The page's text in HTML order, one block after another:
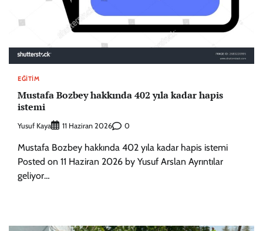
EĞITIM
Mustafa Bozbey hakkında 402 yıla kadar hapis
istemi
Yusuf Kaya 11 Haziran 2026 0
Mustafa Bozbey hakkında 402 yıla kadar hapis istemi
Posted on 11 Haziran 2026 by Yusuf Arslan Ayrıntılar
geliyor…